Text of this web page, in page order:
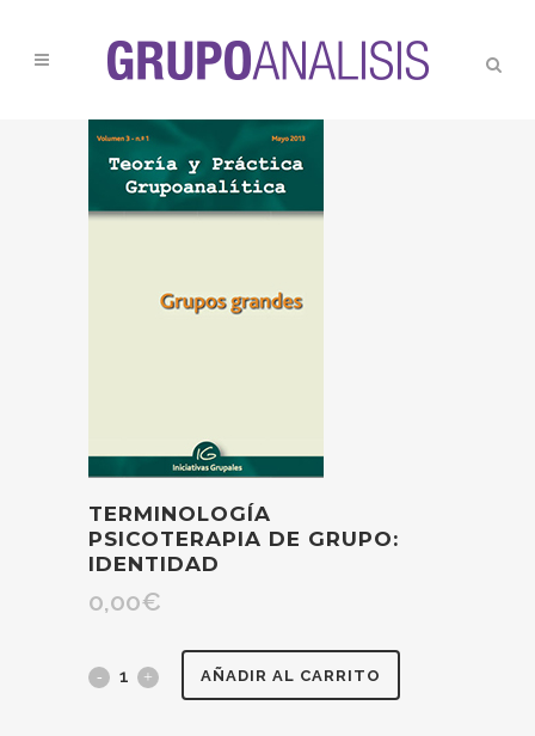
TERMINOLOGÍA
PSICOTERAPIA DE GRUPO:
IDENTIDAD
0,00€
Terminología AÑADIR AL CARRITO